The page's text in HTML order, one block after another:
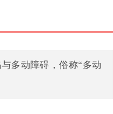
多动障碍，俗称“多动